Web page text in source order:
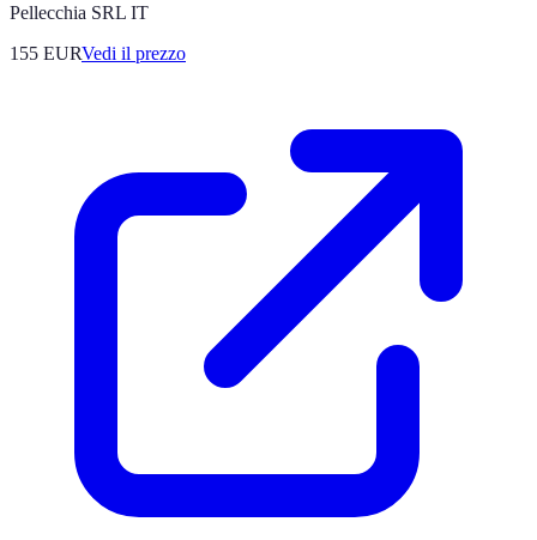
Pellecchia SRL IT
155 EURVedi il prezzo